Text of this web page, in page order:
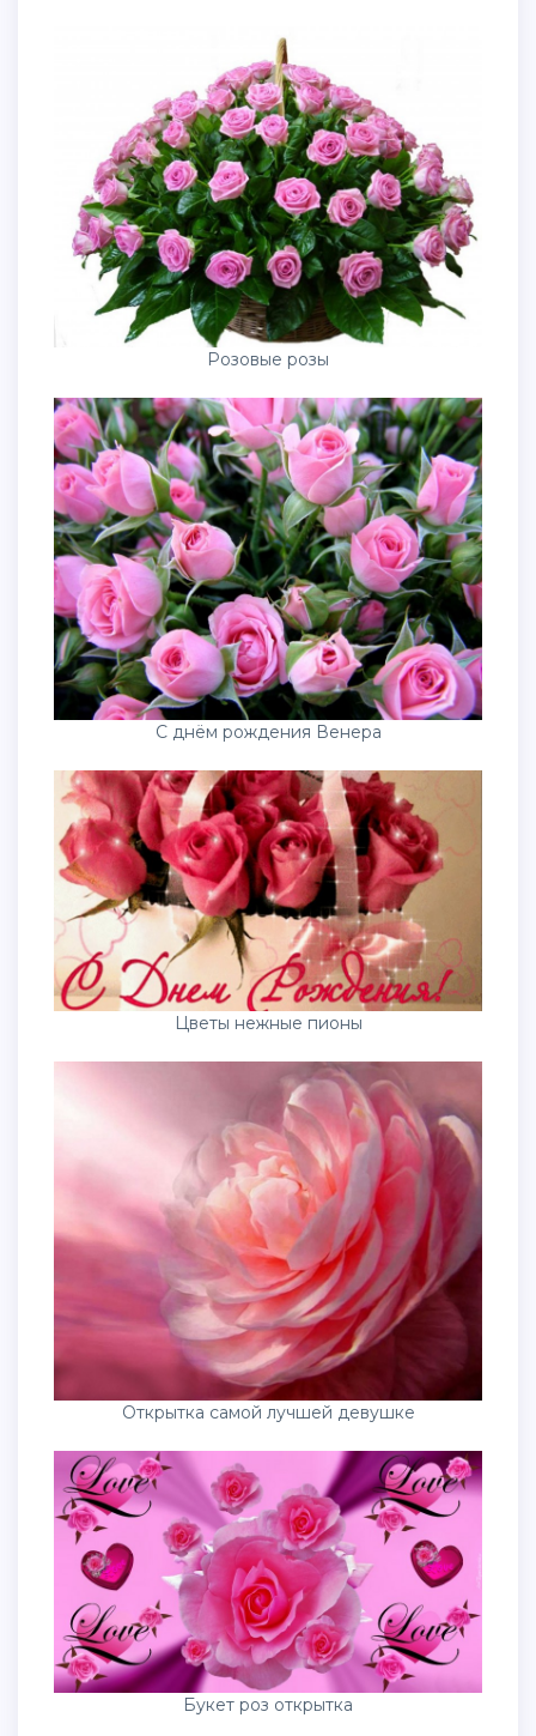
Розовые розы
С днём рождения Венера
Цветы нежные пионы
Открытка самой лучшей девушке
Букет роз открытка